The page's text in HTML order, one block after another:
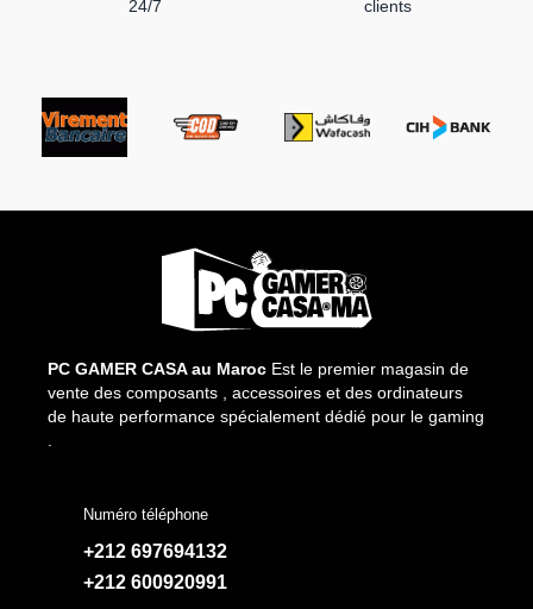
24/7
clients
PC GAMER CASA au Maroc Est le premier magasin de
vente des composants , accessoires et des ordinateurs
de haute performance spécialement dédié pour le gaming
Numéro téléphone
+212 697694132
+212 600920991